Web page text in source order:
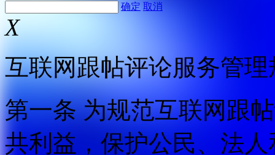
确定 取消
X
互联网跟帖评论服务管理
第一条 为规范互联网跟
共利益，保护公民、法